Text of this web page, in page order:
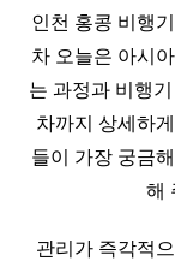
인천 홍콩 비행
차 오늘은 아시
는 과정과 비행
차까지 상세하
들이 가장 궁금
해
관리가 즉각적